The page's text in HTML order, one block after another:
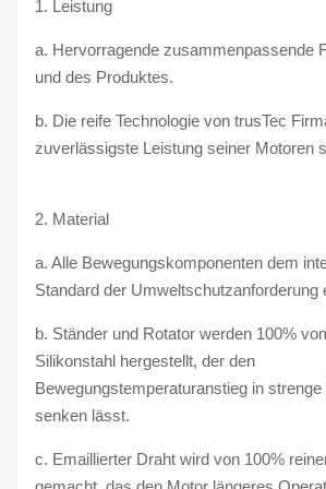
1. Leistung
a. Hervorragende zusammenpassende
und des Produktes.
b. Die reife Technologie von trusTec
zuverlässigste Leistung seiner Motoren
2. Material
a. Alle Bewegungskomponenten dem
Standard der Umweltschutzanforderung
b. Ständer und Rotator werden 100%
Silikonstahl hergestellt, der den
Bewegungstemperaturanstieg in
senken lässt.
c. Emaillierter Draht wird von 100%